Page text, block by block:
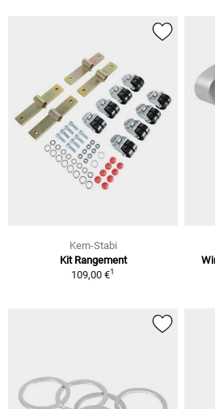
Kern-Stabi
Kit Rangement
109,00 €1